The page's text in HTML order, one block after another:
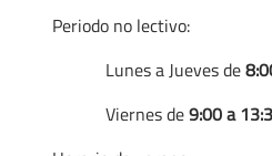
Periodo no lectivo:
Lunes a Jueves de
Viernes de9:00 a